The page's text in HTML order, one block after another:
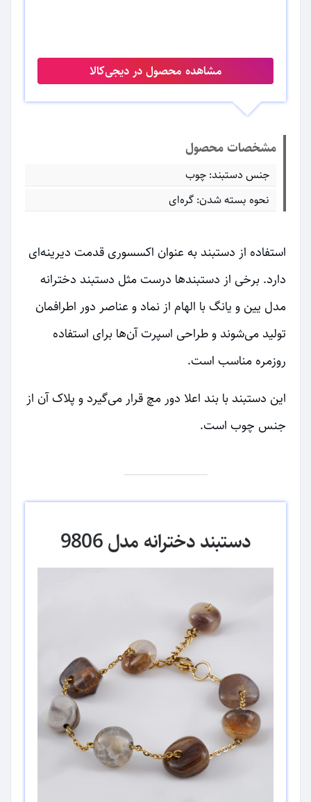
مشاهده محصول در دیجی‌کالا
مشخصات محصول
جنس دستبند: چوب
نحوه بسته شدن: گره‌ای
استفاده از دستبند به عنوان اکسسوری قدمت دیرینه‌ای
دارد. برخی از دستبندها درست مثل دستبند دخترانه
مدل یین و یانگ با الهام از نماد و عناصر دور اطرافمان
تولید می‌شوند و طراحی اسپرت آن‌ها برای استفاده
روزمره مناسب است.
این دستبند با بند اعلا دور مچ قرار می‌گیرد و پلاک آن از
جنس چوب است.
دستبند دخترانه مدل 9806